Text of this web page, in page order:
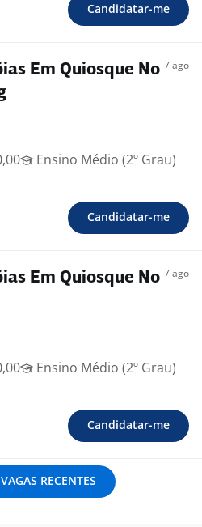
Candidatar-me
Em Quiosque No 7 ago
Ensino Médio (2º Grau)
Candidatar-me
Em Quiosque No 7 ago
Ensino Médio (2º Grau)
Candidatar-me
RECENTES